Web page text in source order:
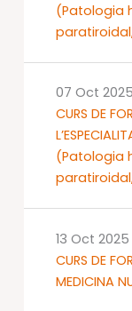
(Patologia
CURS DE
(Patologia
07 Oct 2025
CURS DE
MEDICINA
13 Oct 2025